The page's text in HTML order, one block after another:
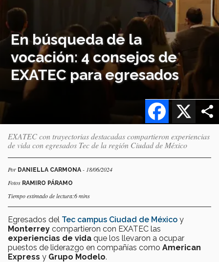
En búsqueda de la
vocación: 4 consejos de
EXATEC para egresados
X
Facebook
EXATEC con trayectorias destacadas compartieron experiencias
de vida con egresados Tec de la región Ciudad de México
Por DANIELLA CARMONA - 18/06/2024
Fotos RAMIRO PÁRAMO
Tiempo estimado de lectura:6 mins
Egresados del Tec campus Ciudad de México y
Monterrey compartieron con EXATEC las
experiencias de vida que los llevaron a ocupar
puestos de liderazgo en compañías como American
Express y Grupo Modelo.